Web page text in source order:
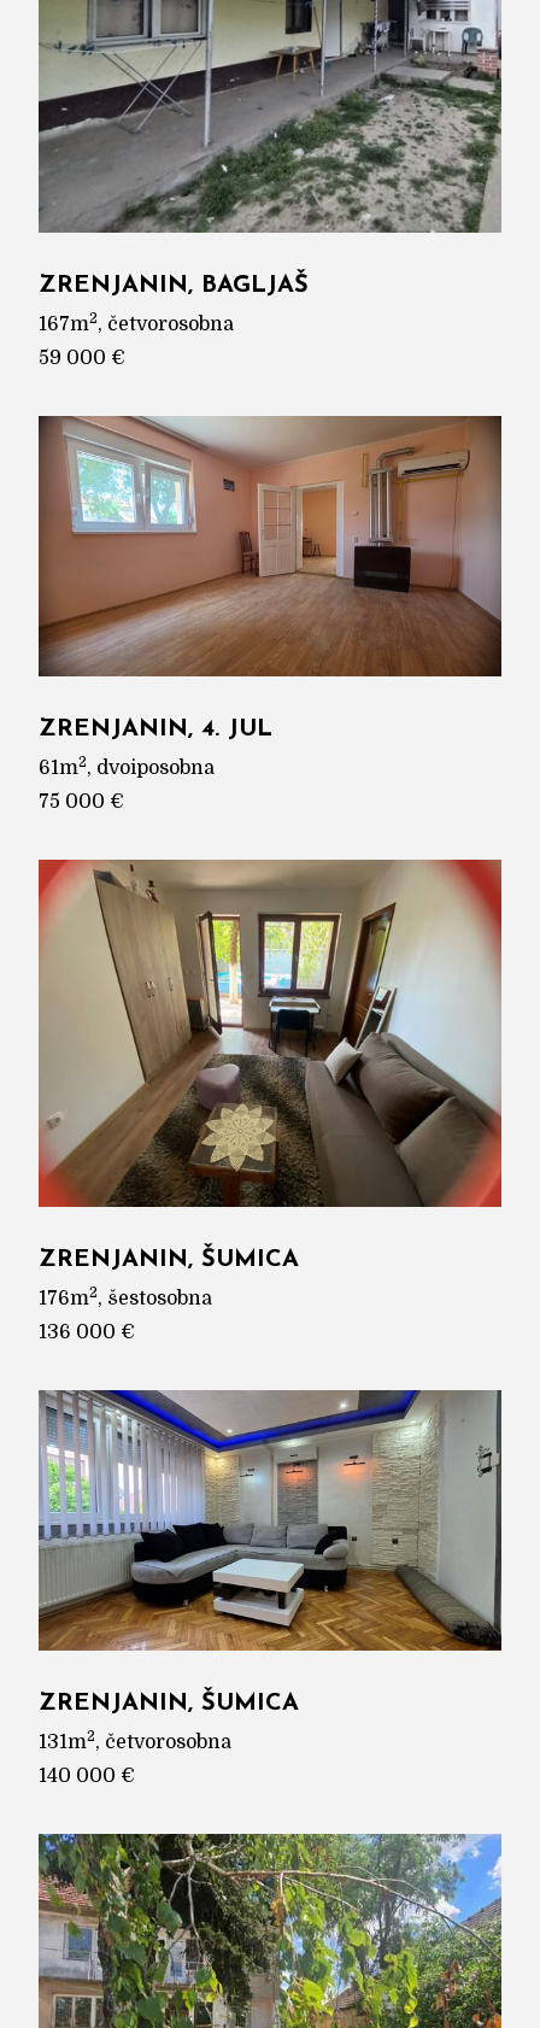
ZRENJANIN, BAGLJAŠ
167m2, četvorosobna
59 000 €
ZRENJANIN, 4. JUL
61m2, dvoiposobna
75 000 €
ZRENJANIN, ŠUMICA
176m2, šestosobna
136 000 €
ZRENJANIN, ŠUMICA
131m2, četvorosobna
140 000 €